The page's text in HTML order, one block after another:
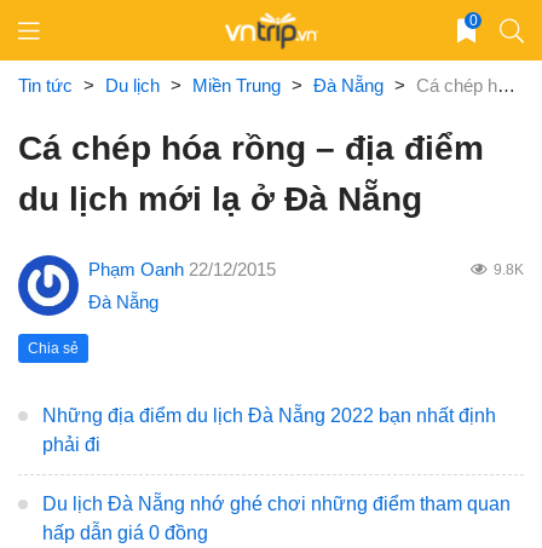
content
0
Tin tức > Du lịch > Miền Trung > Đà Nẵng > Cá chép hóa rồng – địa điểm du lịch mới lạ ở Đà Nẵng
Cá chép hóa rồng – địa điểm
du lịch mới lạ ở Đà Nẵng
Phạm Oanh 22/12/2015 9.8K
Đà Nẵng
Chia sẻ
Những địa điểm du lịch Đà Nẵng 2022 bạn nhất định
phải đi
Du lịch Đà Nẵng nhớ ghé chơi những điểm tham quan
hấp dẫn giá 0 đồng